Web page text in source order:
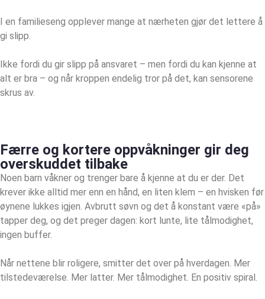
I en familieseng opplever mange at nærheten gjør det lettere å
gi slipp.
Ikke fordi du gir slipp på ansvaret – men fordi du kan kjenne at
alt er bra – og når kroppen endelig tror på det, kan sensorene
skrus av.
Færre og kortere oppvåkninger gir deg
overskuddet tilbake
Noen barn våkner og trenger bare å kjenne at du er der. Det
krever ikke alltid mer enn en hånd, en liten klem – en hvisken før
øynene lukkes igjen. Avbrutt søvn og det å konstant være «på»
tapper deg, og det preger dagen: kort lunte, lite tålmodighet,
ingen buffer.
Når nettene blir roligere, smitter det over på hverdagen. Mer
tilstedeværelse. Mer latter. Mer tålmodighet. En positiv spiral.